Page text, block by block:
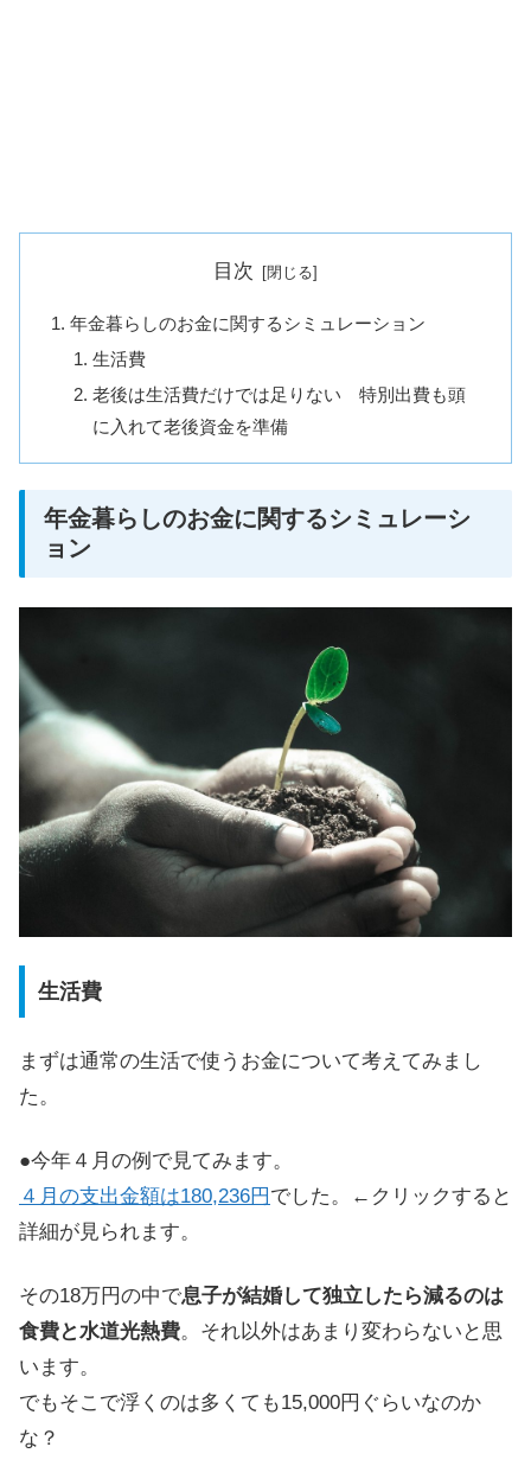
目次
年金暮らしのお金に関するシミュレーション
生活費
老後は生活費だけでは足りない 特別出費も頭
に入れて老後資金を準備
年金暮らしのお金に関するシミュレーシ
ョン
生活費
まずは通常の生活で使うお金について考えてみまし
た。
●今年４月 の例で見てみます。
４月の支出金額は180,236円 でした。←クリックすると
詳細が見られます。
その18万円の中で息子が結婚して独立したら減るのは
食費と水道光熱費。それ以外はあまり変わらないと思
います。
でもそこで浮くのは多くても15,000円ぐらいなのか
な？